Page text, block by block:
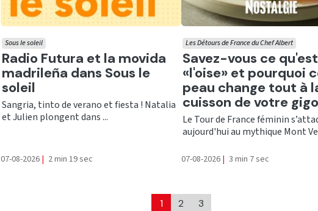
Ecouter
Radio Futura et la movida
madrileña dans Sous le
soleil
Sous le soleil
Sangria, tinto de verano et fiesta ! Natalia
et Julien plongent dans ...
07-08-2026 | 2 min 19 sec
Ecouter
Savez-vous ce qu'est
«l'oise» et pourquoi
peau change tout à
cuisson de votre
Les Détours de France du Chef Albert
Le Tour de France féminin
aujourd'hui au mythique Mont
07-08-2026 | 3 min 7 sec
1 2 3